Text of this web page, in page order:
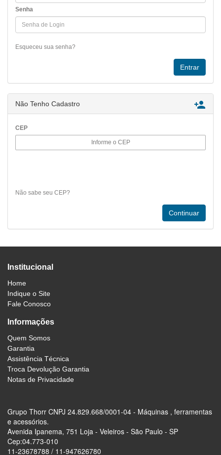
Senha
Esqueceu sua senha?
Não Tenho Cadastro 
CEP
Não sabe seu CEP?
Institucional
Home
Indique o Site
Fale Conosco
Informações
Quem Somos
Garantia
Assistência Técnica
Troca Devolução Garantia
Notas de Privacidade
Grupo Thorr CNPJ 24.829.668/0001-04 - Máquinas , ferramentas
e acessórios.
Avenida Ipanema, 751 Loja - Veleiros - São Paulo - SP
Cep:04.773-010
11-23678788 / 11-947626780